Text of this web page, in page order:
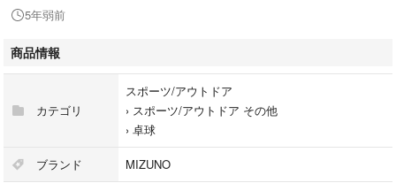
5年弱前
商品情報
カテゴリ
スポーツ/アウトドア
› スポーツ/アウトドア その他
› 卓球
ブランド MIZUNO